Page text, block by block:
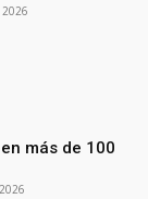
2026
más de 100